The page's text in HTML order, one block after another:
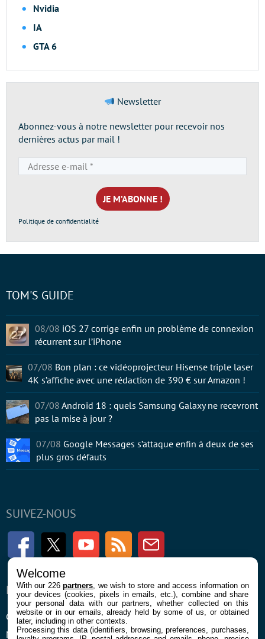
Nvidia
IA
GTA 6
Newsletter
Abonnez-vous à notre newsletter pour recevoir nos
dernières actus par mail !
e-
mail
*
Politique de confidentialité
SUIVEZ-NOUS
FacebookTwitter Youtube RSS Newsletter
ENTREPRISE
Confidentialité et Cookies
Mentions légales et CGU
À PROPOS
Contact
TOM'S GUIDE
08/08 iOS 27 corrige enfin un problème de connexion
récurrent sur l’iPhone
07/08 Bon plan : ce vidéoprojecteur Hisense triple laser
4K s’affiche avec une rédaction de 390 € sur Amazon !
07/08 Android 18 : quels Samsung Galaxy ne recevront
pas la mise à jour ?
07/08 Google Messages s’attaque enfin à deux de ses
plus gros défauts
Welcome
With our 226partners , we wish to store and access information on
your devices (cookies, pixels in emails, etc.), combine and share
your personal data with our partners, whether collected on this
website or in our emails, already held by some of us, or obtained
later, including in other contexts.
Processing this data (identifiers, browsing, preferences, purchases,